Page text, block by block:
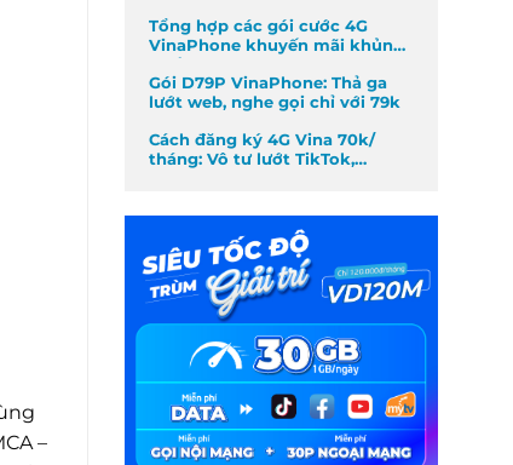
–
Tổng hợp các gói cước 4G
VinaPhone khuyến mãi khủng
Gói D79P VinaPhone: Thả ga
lướt web, nghe gọi chỉ với 79k
Cách đăng ký 4G Vina 70k/
tháng: Vô tư lướt TikTok,